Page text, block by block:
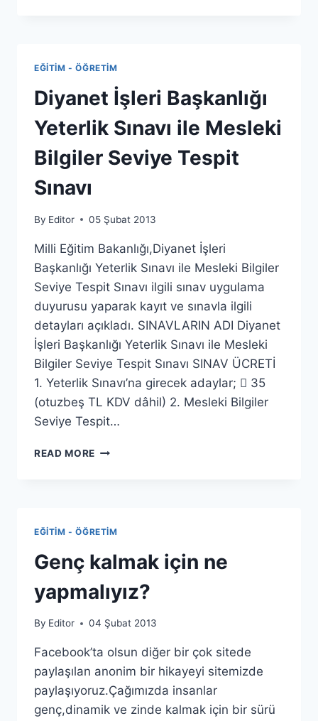
EĞITIM - ÖĞRETIM
Diyanet İşleri Başkanlığı
Yeterlik Sınavı ile Mesleki
Bilgiler Seviye Tespit
Sınavı
By Editor 05 Şubat 2013
Milli Eğitim Bakanlığı,Diyanet İşleri
Başkanlığı Yeterlik Sınavı ile Mesleki Bilgiler
Seviye Tespit Sınavı ilgili sınav uygulama
duyurusu yaparak kayıt ve sınavla ilgili
detayları açıkladı. SINAVLARIN ADI Diyanet
İşleri Başkanlığı Yeterlik Sınavı ile Mesleki
Bilgiler Seviye Tespit Sınavı SINAV ÜCRETİ
1. Yeterlik Sınavı’na girecek adaylar;  35
(otuzbeş TL KDV dâhil) 2. Mesleki Bilgiler
Seviye Tespit…
READ MORE DIYANET
ILE
BILGILER
SEVIYE
TESPIT
SINAVI
EĞITIM - ÖĞRETIM
Genç kalmak için ne
yapmalıyız?
By Editor 04 Şubat 2013
Facebook’ta olsun diğer bir çok sitede
paylaşılan anonim bir hikayeyi sitemizde
paylaşıyoruz.Çağımızda insanlar
genç,dinamik ve zinde kalmak için bir sürü